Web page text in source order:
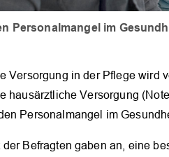
Personalmangel im
Versorgung in der Pflege wird
hausärztliche Versorgung
Personalmangel im
der Befragten gaben an, eine